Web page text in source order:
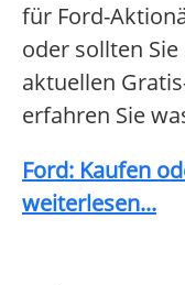
für Ford-
oder sollten
aktuellen
erfahren Sie
Ford: Kaufen
weiterlesen...